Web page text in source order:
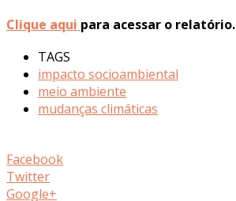
Clique aqui para acessar o relatório.
TAGS
impacto socioambiental
meio ambiente
mudanças climáticas
Facebook
Twitter
Google+